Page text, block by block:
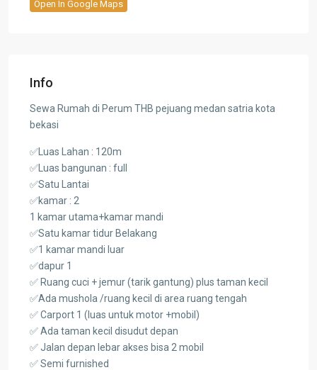
Open In Google Maps
Info
Sewa Rumah di Perum THB pejuang medan satria kota
bekasi
✅Luas Lahan : 120m
✅Luas bangunan : full
✅Satu Lantai
✅kamar : 2
1 kamar utama+kamar mandi
✅Satu kamar tidur Belakang
✅1 kamar mandi luar
✅dapur 1
✅ Ruang cuci + jemur (tarik gantung) plus taman kecil
✅Ada mushola /ruang kecil di area ruang tengah
✅ Carport 1 (luas untuk motor +mobil)
✅ Ada taman kecil disudut depan
✅ Jalan depan lebar akses bisa 2 mobil
✅ Semi furnished